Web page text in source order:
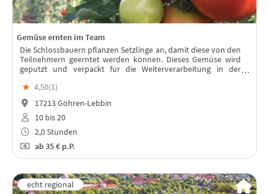
Gemüse ernten im Team
Die Schlossbauern pflanzen Setzlinge an, damit diese von den
Teilnehmern geerntet werden können. Dieses Gemüse wird
geputzt und verpackt für die Weiterverarbeitung in der
★ 4,50(1)
17213 Göhren-Lebbin
10 bis 20
2,0 Stunden
ab35 € p.P.